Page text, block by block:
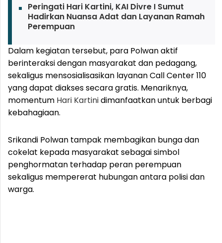
Peringati Hari Kartini, KAI Divre I Sumut
Hadirkan Nuansa Adat dan Layanan Ramah
Perempuan
Dalam kegiatan tersebut, para Polwan aktif
berinteraksi dengan masyarakat dan pedagang,
sekaligus mensosialisasikan layanan Call Center 110
yang dapat diakses secara gratis. Menariknya,
momentum Hari Kartinidimanfaatkan untuk berbagi
kebahagiaan.
Srikandi Polwan tampak membagikan bunga dan
cokelat kepada masyarakat sebagai simbol
penghormatan terhadap peran perempuan
sekaligus mempererat hubungan antara polisi dan
warga.